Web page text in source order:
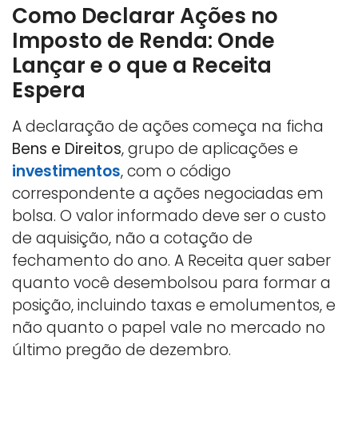
Como Declarar Ações no
Imposto de Renda: Onde
Lançar e o que a Receita
Espera
A declaração de ações começa na ficha
Bens e Direitos, grupo de aplicações e
investimentos, com o código
correspondente a ações negociadas em
bolsa. O valor informado deve ser o custo
de aquisição, não a cotação de
fechamento do ano. A Receita quer saber
quanto você desembolsou para formar a
posição, incluindo taxas e emolumentos, e
não quanto o papel vale no mercado no
último pregão de dezembro.